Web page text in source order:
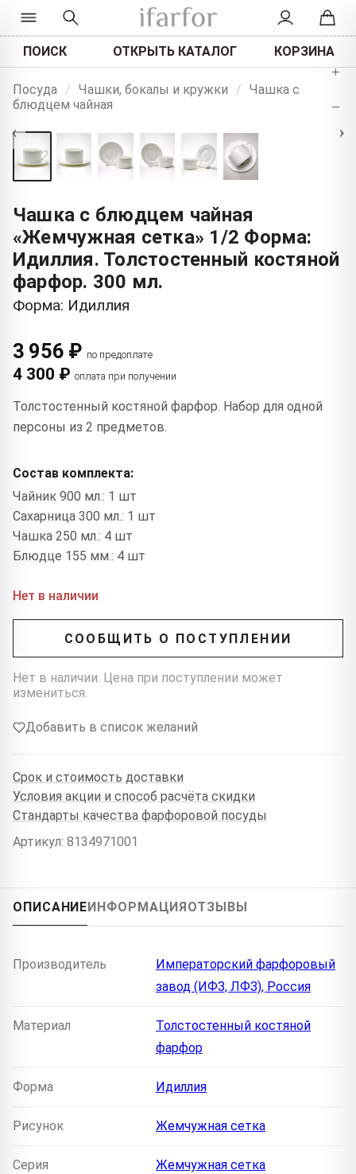
ПОИСК ОТКРЫТЬ КАТАЛОГ КОРЗИНА
Посуда / Чашки, бокалы и кружки / Чашка с
блюдцем чайная
‹ ›
+
−
Чашка с блюдцем чайная
«Жемчужная сетка» 1/2 Форма:
Идиллия. Толстостенный костяной
фарфор. 300 мл.
Форма: Идиллия
3 956 ₽ по предоплате
4 300 ₽ оплата при получении
Толстостенный костяной фарфор. Набор для одной
персоны из 2 предметов.
Состав комплекта:
Чайник 900 мл.: 1 шт
Сахарница 300 мл.: 1 шт
Чашка 250 мл.: 4 шт
Блюдце 155 мм.: 4 шт
Нет в наличии
СООБЩИТЬ О ПОСТУПЛЕНИИ
Нет в наличии. Цена при поступлении может
измениться.
Добавить в список желаний
Срок и стоимость доставки
Условия акции и способ расчёта скидки
Стандарты качества фарфоровой посуды
Артикул: 8134971001
ОПИСАНИЕ ИНФОРМАЦИЯ ОТЗЫВЫ
Производитель
Императорский фарфоровый
завод (ИФЗ, ЛФЗ), Россия
Материал
Толстостенный костяной
фарфор
Форма Идиллия
Рисунок Жемчужная сетка
Серия Жемчужная сетка